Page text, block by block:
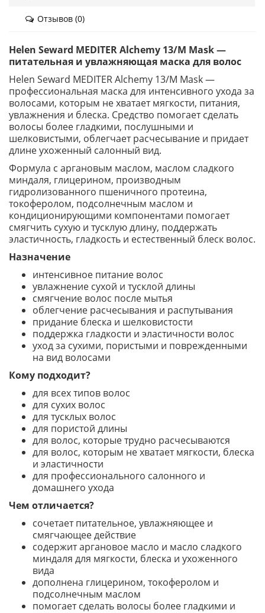
Отзывов (0)
Helen Seward MEDITER Alchemy 13/M Mask —
питательная и увлажняющая маска для волос
Helen Seward MEDITER Alchemy 13/M Mask —
профессиональная маска для интенсивного ухода за
волосами, которым не хватает мягкости, питания,
увлажнения и блеска. Средство помогает сделать
волосы более гладкими, послушными и
шелковистыми, облегчает расчесывание и придает
длине ухоженный салонный вид.
Формула с аргановым маслом, маслом сладкого
миндаля, глицерином, производным
гидролизованного пшеничного протеина,
токоферолом, подсолнечным маслом и
кондиционирующими компонентами помогает
смягчить сухую и тусклую длину, поддержать
эластичность, гладкость и естественный блеск волос.
Назначение
интенсивное питание волос
увлажнение сухой и тусклой длины
смягчение волос после мытья
облегчение расчесывания и распутывания
придание блеска и шелковистости
поддержка гладкости и эластичности волос
уход за сухими, пористыми и поврежденными
на вид волосами
Кому подходит?
для всех типов волос
для сухих волос
для тусклых волос
для пористой длины
для волос, которые трудно расчесываются
для волос, которым не хватает мягкости, блеска
и эластичности
для профессионального салонного и
домашнего ухода
Чем отличается?
сочетает питательное, увлажняющее и
смягчающее действие
содержит аргановое масло и масло сладкого
миндаля для мягкости, блеска и ухоженного
вида
дополнена глицерином, токоферолом и
подсолнечным маслом
помогает сделать волосы более гладкими и